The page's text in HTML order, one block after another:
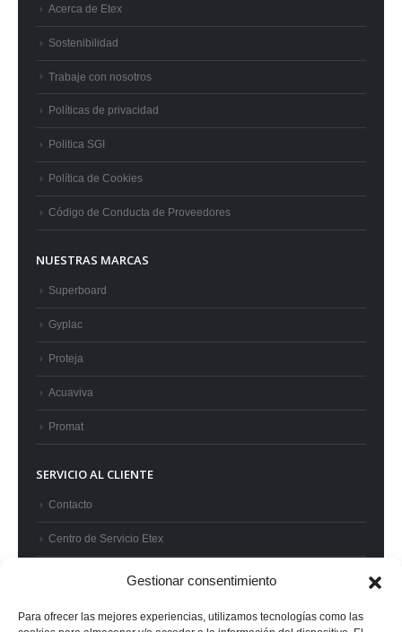
Gestionar consentimiento
Para ofrecer las mejores experiencias, utilizamos tecnologías como las
Acerca de Etex
Sostenibilidad
Trabaje con nosotros
Políticas de privacidad
Politica SGI
Política de Cookies
Código de Conducta de Proveedores
NUESTRAS MARCAS
Superboard
Gyplac
Proteja
Acuaviva
Promat
SERVICIO AL CLIENTE
Contacto
Centro de Servicio Etex